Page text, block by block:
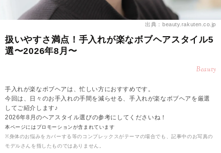
出典：beauty.rakuten.co.jp
扱いやすさ満点！手入れが楽なボブヘアスタイル5
選〜2026年8月〜
Beauty
手入れが楽なボブヘアは、忙しい方におすすめです。
今回は、日々のお手入れの手間を減らせる、手入れが楽なボブヘアを厳選
してご紹介します♪
2026年8月のヘアスタイル選びの参考にしてくださいね！
本ページにはプロモーションが含まれています
※身体のお悩みをカバーする等のコンプレックスがテーマの場合でも、記事中のお写真の
モデルさんを指したものではありません。